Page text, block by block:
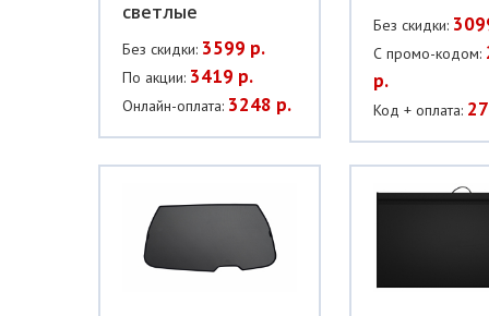
светлые
Без скидки: 3599 р.
По акции: 3419 р.
Онлайн-оплата: 3248 р.
Без скидки:
С промо-кодом:
р.
Код + оплата: